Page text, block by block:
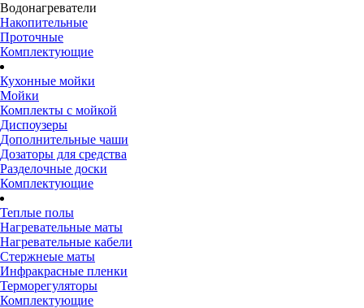
Водонагреватели
Накопительные
Проточные
Комплектующие
Кухонные мойки
Мойки
Комплекты с мойкой
Диспоузеры
Дополнительные чаши
Дозаторы для средства
Разделочные доски
Комплектующие
Теплые полы
Нагревательные маты
Нагревательные кабели
Стержнеые маты
Инфракрасные пленки
Терморегуляторы
Комплектующие